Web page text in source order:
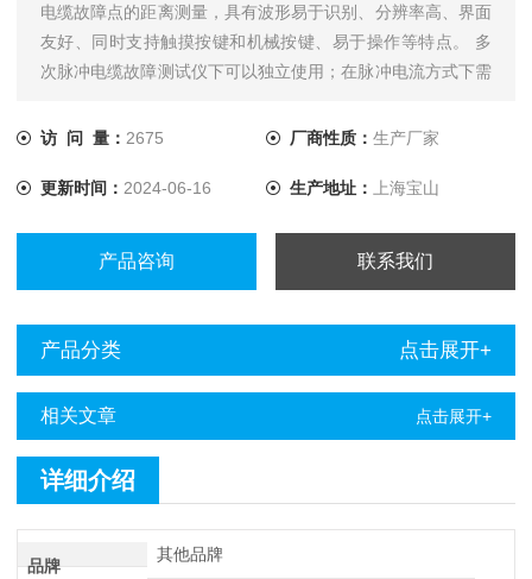
电缆故障点的距离测量，具有波形易于识别、分辨率高、界面
友好、同时支持触摸按键和机械按键、易于操作等特点。 多
次脉冲电缆故障测试仪下可以独立使用；在脉冲电流方式下需
和电缆测试多次脉冲耦合器配合；在测距完成后须使用电力电
访 问 量： 2675 厂商性质： 生产厂家
更新时间： 2024-06-16 生产地址： 上海宝山
产品咨询 联系我们
产品分类 点击展开+
相关文章 点击展开+
详细介绍
品牌
其他品牌